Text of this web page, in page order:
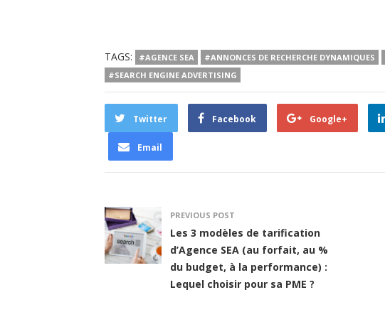
TAGS: #AGENCE SEA #ANNONCES DE RECHERCHE DYNAMIQUES
#SEARCH ENGINE ADVERTISING
Twitter Facebook Google+
Email
PREVIOUS POST
Les 3 modèles de tarification
d’Agence SEA (au forfait, au %
du budget, à la performance) :
Lequel choisir pour sa PME ?